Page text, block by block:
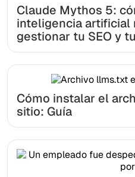
Claude Mythos 5:
inteligencia artificial
gestionar tu SEO y
Cómo instalar el
sitio: Guía